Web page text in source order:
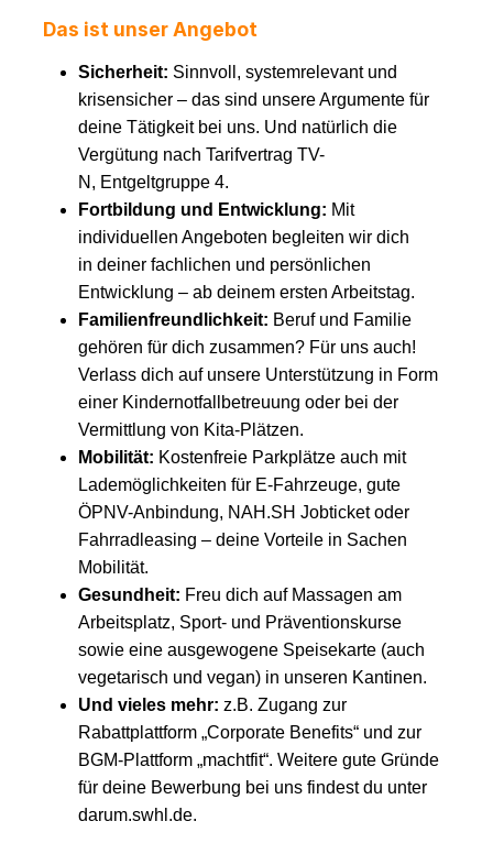
Das ist unser Angebot
Sicherheit: Sinnvoll, systemrelevant und
krisensicher – das sind unsere Argumente für
deine Tätigkeit bei uns. Und natürlich die
Vergütung nach Tarifvertrag TV-
N, Entgeltgruppe 4.
Fortbildung und Entwicklung: Mit
individuellen Angeboten begleiten wir dich
in deiner fachlichen und persönlichen
Entwicklung – ab deinem ersten Arbeitstag.
Familienfreundlichkeit: Beruf und Familie
gehören für dich zusammen? Für uns auch!
Verlass dich auf unsere Unterstützung in Form
einer Kindernotfallbetreuung oder bei der
Vermittlung von Kita-Plätzen.
Mobilität: Kostenfreie Parkplätze auch mit
Lademöglichkeiten für E-Fahrzeuge, gute
ÖPNV-Anbindung, NAH.SH Jobticket oder
Fahrradleasing – deine Vorteile in Sachen
Mobilität.
Gesundheit: Freu dich auf Massagen am
Arbeitsplatz, Sport- und Präventionskurse
sowie eine ausgewogene Speisekarte (auch
vegetarisch und vegan) in unseren Kantinen.
Und vieles mehr: z.B. Zugang zur
Rabattplattform „Corporate Benefits“ und zur
BGM-Plattform „machtfit“. Weitere gute Gründe
für deine Bewerbung bei uns findest du unter
darum.swhl.de.